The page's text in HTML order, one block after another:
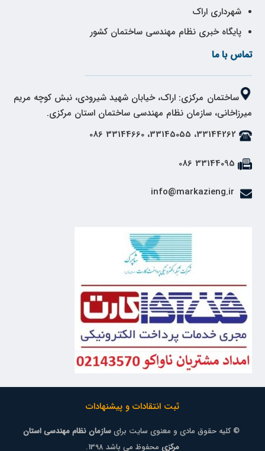
شهرداری اراک
پایگاه خبری نظام مهندسی ساختمان کشور
تماس با ما
ساختمان مرکزی: اراک، خیابان شهید شیرودی، نبش کوچه مریم
میرزاخانی، سازمان نظام مهندسی ساختمان استان مرکزی.
33144262، 33145055، 33144660 086
33144095 086
ثبت انتقادات و پیشنهادات
© کلیه حقوق مادی و معنوی سایت برایسازمان نظام مهندسی استان
مرکزی محفوظ می باشد 1398.